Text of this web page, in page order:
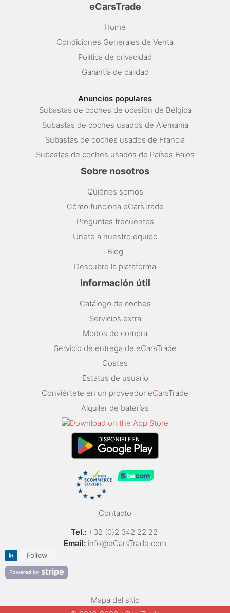
eCarsTrade
Home
Condiciones Generales de Venta
Política de privacidad
Garantía de calidad
Anuncios populares
Subastas de coches de ocasión de Bélgica
Subastas de coches usados de Alemania
Subastas de coches usados de Francia
Subastas de coches usados de Países Bajos
Sobre nosotros
Quiénes somos
Cómo funciona eCarsTrade
Preguntas frecuentes
Únete a nuestro equipo
Blog
Descubre la plataforma
Información útil
Catálogo de coches
Servicios extra
Modos de compra
Servicio de entrega de eCarsTrade
Costes
Estatus de usuario
Conviértete en un proveedor eCarsTrade
Alquiler de baterías
Contacto
Tel.: +32 (0)2 342 22 22
Email: info@eCarsTrade.com
Follow
Mapa del sitio